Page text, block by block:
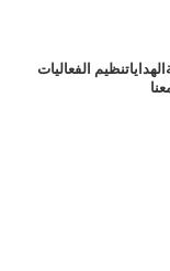
الهداياتنظيم الفعاليات